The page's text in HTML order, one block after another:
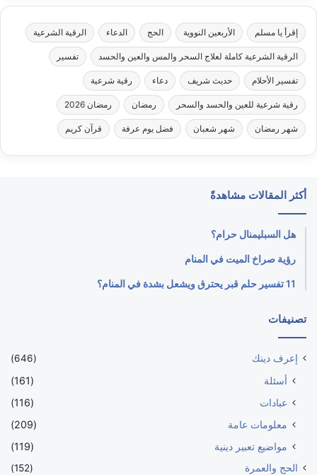
إقرأ يا مسلم الأربعين النووية الحج الدعاء الرقية الشرعية
الرقية الشرعية كاملة لعلاج السحر والمس والعين والحسد تفسير
تفسير الأحلام حديث شريف دعاء رقية شرعية
رقية شرعية للعين والحسد والسحر رمضان رمضان 2026
شهر رمضان شهر شعبان فضل يوم عرفة قرآن كريم
أكثر المقالات مشاهدةً
هل السبليمنال حرام؟
رؤية صراخ الميت في المنام
11 تفسير حلم قبر يحترق ويشعل بشدة في المنام؟
تصنيفات
إعرف دينك (646)
أسئلة
(161)
عبادات
(116)
معلومات عامة
(209)
مواضيع تعبير دينية
(119)
الحج والعمرة
(152)